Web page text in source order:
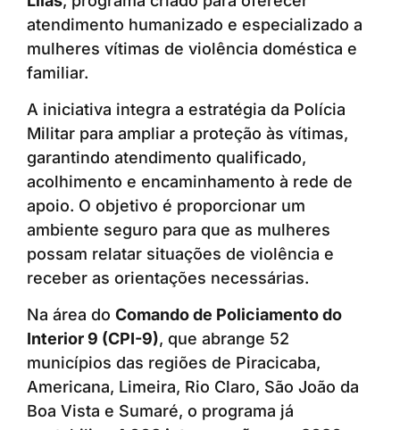
atendimento humanizado e especializado a
mulheres vítimas de violência doméstica e
familiar.
A iniciativa integra a estratégia da Polícia
Militar para ampliar a proteção às vítimas,
garantindo atendimento qualificado,
acolhimento e encaminhamento à rede de
apoio. O objetivo é proporcionar um
ambiente seguro para que as mulheres
possam relatar situações de violência e
receber as orientações necessárias.
Na área do Comando de Policiamento do
Interior 9 (CPI-9), que abrange 52
municípios das regiões de Piracicaba,
Americana, Limeira, Rio Claro, São João da
Boa Vista e Sumaré, o programa já